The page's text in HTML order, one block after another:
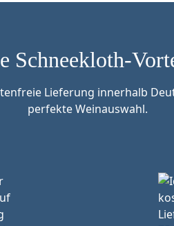
Schneekloth-
Lieferung innerhalb
perfekte Weinauswahl.